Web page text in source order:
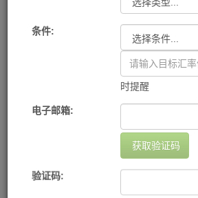
条件:
时提醒
电子邮箱:
获取验证码
验证码: